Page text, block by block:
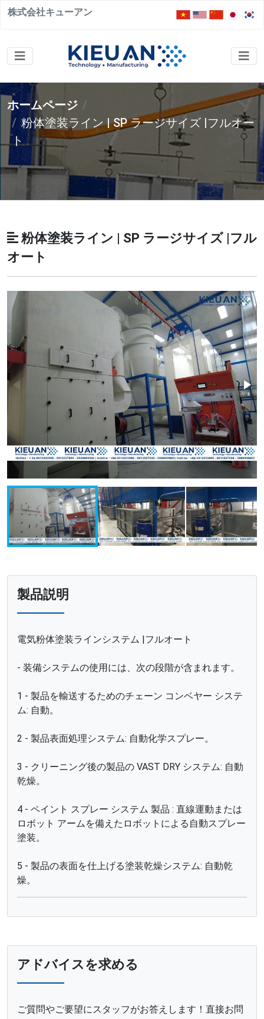
株式会社キューアン
ホームページ
粉体塗装ライン | SP ラージサイズ |フルオー
ト
粉体塗装ライン | SP ラージサイズ |フル
オート
製品説明
電気粉体塗装ラインシステム |フルオート
- 装備システムの使用には、次の段階が含まれます。
1 - 製品を輸送するためのチェーン コンベヤー システ
ム: 自動。
2 - 製品表面処理システム: 自動化学スプレー。
3 - クリーニング後の製品の VAST DRY システム: 自動
乾燥。
4 - ペイント スプレー システム 製品 : 直線運動または
ロボット アームを備えたロボットによる自動スプレー
塗装。
5 - 製品の表面を仕上げる塗装乾燥システム: 自動乾
燥。
アドバイスを求める
ご質問やご要望にスタッフがお答えします！直接お問